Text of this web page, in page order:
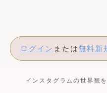
ログイン または無料新
インスタグラムの世界観